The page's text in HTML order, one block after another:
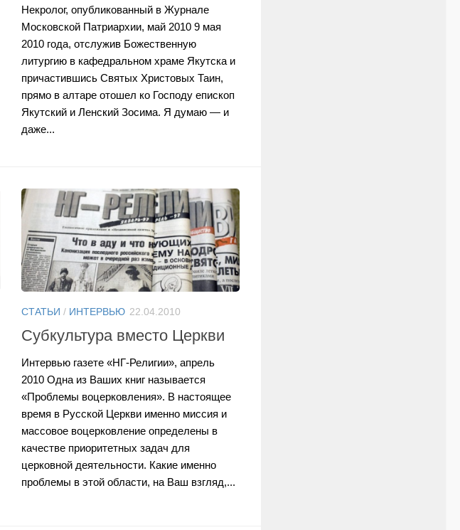
Некролог, опубликованный в Журнале
Московской Патриархии, май 2010 9 мая
2010 года, отслужив Божественную
литургию в кафедральном храме Якутска и
причастившись Святых Христовых Таин,
прямо в алтаре отошел ко Господу епископ
Якутский и Ленский Зосима. Я думаю — и
даже...
СТАТЬИ / ИНТЕРВЬЮ 22.04.2010
Субкультура вместо Церкви
Интервью газете «НГ-Религии», апрель
2010 Одна из Ваших книг называется
«Проблемы воцерковления». В настоящее
время в Русской Церкви именно миссия и
массовое воцерковление определены в
качестве приоритетных задач для
церковной деятельности. Какие именно
проблемы в этой области, на Ваш взгляд,...